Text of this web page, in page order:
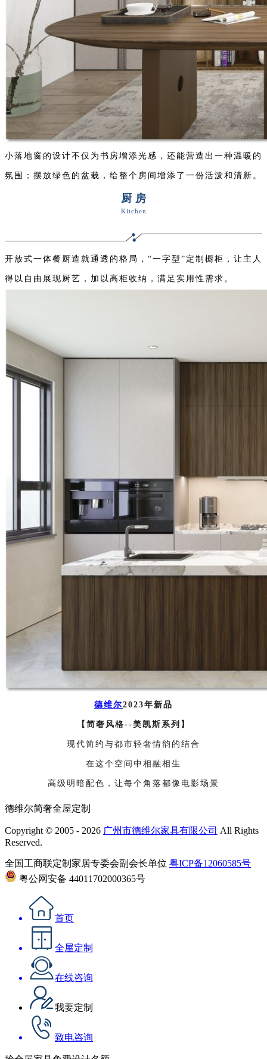
小落地窗的设计不仅为书房增添光感，还能营造出一种温暖的
氛围；摆放绿色的盆栽，给整个房间增添了一份活泼和清新。
厨 房
Kitchen
开放式一体餐厨造就通透的格局，“一字型”定制橱柜，让主人
得以自由展现厨艺，加以高柜收纳，满足实用性需求。
德维尔2023年新品
【 简奢风格--美凯斯系列 】
现代简约与都市轻奢情韵的结合
在这个空间中相融相生
高级明暗配色， 让每个角落都像电影场景
德维尔简奢全屋定制
Copyright © 2005 - 2026 广州市德维尔家具有限公司 All Rights
Reserved.
全国工商联定制家居专委会副会长单位 粤ICP备12060585号
粤公网安备 44011702000365号
首页
全屋定制
在线咨询
我要定制
致电咨询